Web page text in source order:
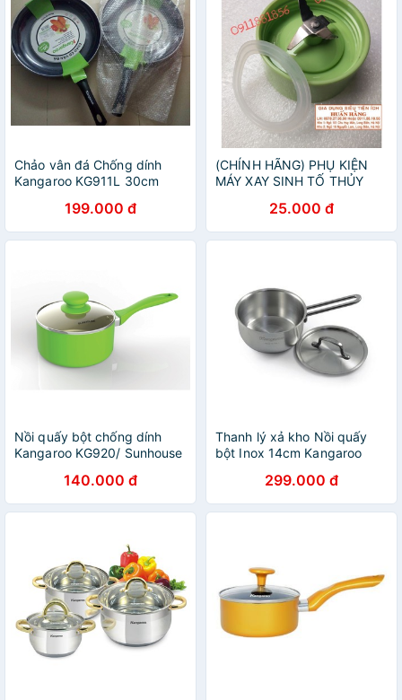
Chảo vân đá Chống dính
Kangaroo KG911L 30cm
199.000 đ
(CHÍNH HÃNG) PHỤ KIỆN
MÁY XAY SINH TỐ THỦY
KG304 KG30525.000 đ
Nồi quấy bột chống dính
Kangaroo KG920/ Sunhouse
sức khỏe cho bé
140.000 đ
Thanh lý xả kho Nồi quấy
bột Inox 14cm Kangaroo
299.000 đ